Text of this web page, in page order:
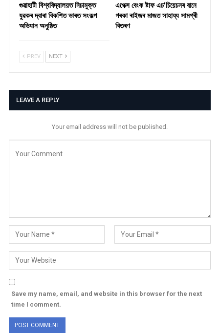
গুৱাহাটী বিশ্ববিদ্যালয়ত নিচামুক্ত
যুৱকৰ দ্বাৰা বিকশিত ভাৰত সংকল্প
অভিযান অনুষ্ঠিত
​এপেক্স বেংক ষ্টাফ এচ’চিয়েচনৰ বানে
গৰকা ৰাইজৰ মাজত সাহায্য সামগ্ৰী
বিতৰণ ​
PREV NEXT
LEAVE A REPLY
Your email address will not be published.
Save my name, email, and website in this browser for the next
time I comment.